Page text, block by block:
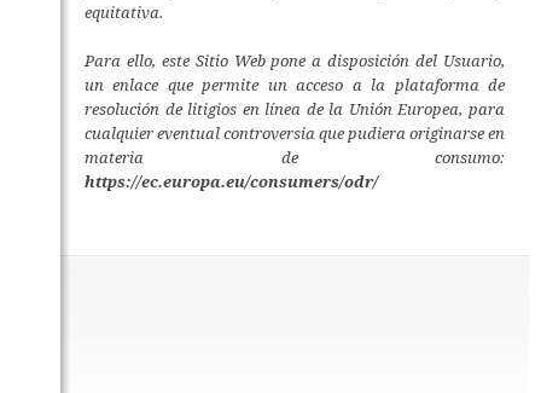
equitativa.
Para ello, este Sitio Web pone a disposición del Usuario,
un enlace que permite un acceso a la plataforma de
resolución de litigios en línea de la Unión Europea, para
cualquier eventual controversia que pudiera originarse en
materia de consumo:
https://ec.europa.eu/consumers/odr/